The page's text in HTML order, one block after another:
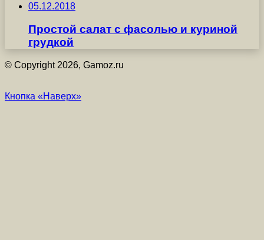
05.12.2018
Простой салат с фасолью и куриной
грудкой
© Copyright 2026, Gamoz.ru
Кнопка «Наверх»